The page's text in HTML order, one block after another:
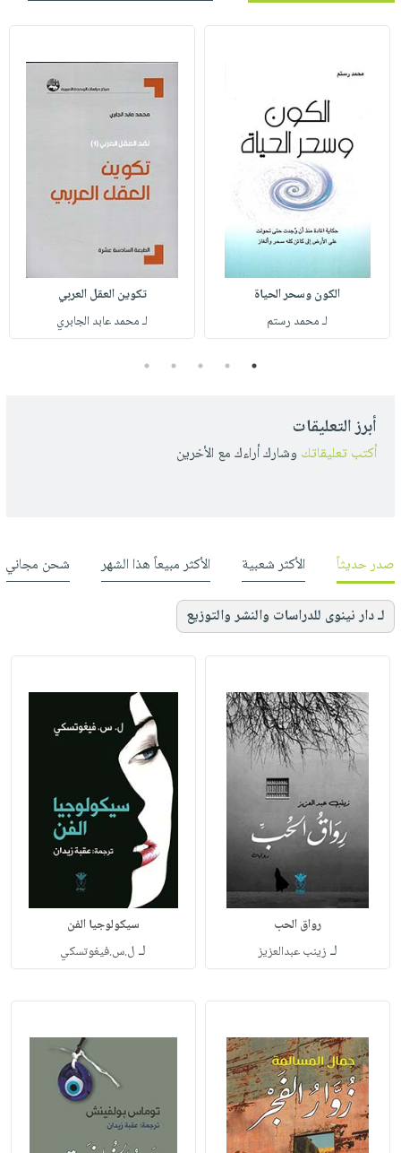
الكون وسحر الحياة
لـ محمد رستم
تكوين العقل العربي
لـ محمد عابد الجابري
1
2
3
4
5
أبرز التعليقات
أكتب تعليقاتك وشارك أراءك مع الأخرين
صدر حديثاً الأكثر شعبية الأكثر مبيعاً هذا الشهر شحن مجاني
لـ دار نينوى للدراسات والنشر والتوزيع
رواق الحب
لـ زينب عبدالعزيز
سيكولوجيا الفن
لـ ل.س.فيغوتسكي